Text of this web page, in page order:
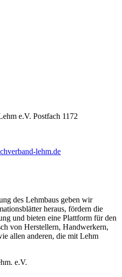
e.V. Postfach 1172
lehm.de
des Lehmbaus geben wir
heraus, fördern die
und bieten eine Plattform für den
von Herstellern, Handwerkern,
allen anderen, die mit Lehm
e.V.